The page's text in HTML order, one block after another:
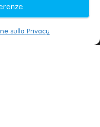
sulla Privacy